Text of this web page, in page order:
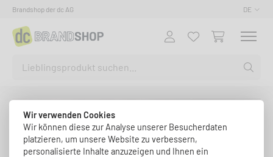
Wir verwenden Cookies
Wir können diese zur Analyse unserer Besucherdaten
platzieren, um unsere Website zu verbessern,
personalisierte Inhalte anzuzeigen und Ihnen ein
Brandshop der dc AG DE